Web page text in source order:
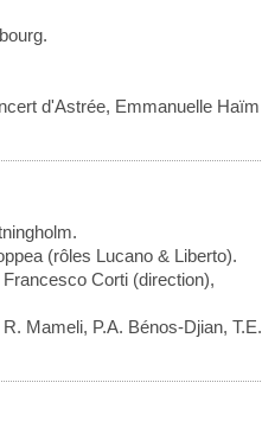
d'Astrée, Emmanuelle Haïm
(rôles Lucano & Liberto).
Corti (direction),
Mameli, P.A. Bénos-Djian, T.E.